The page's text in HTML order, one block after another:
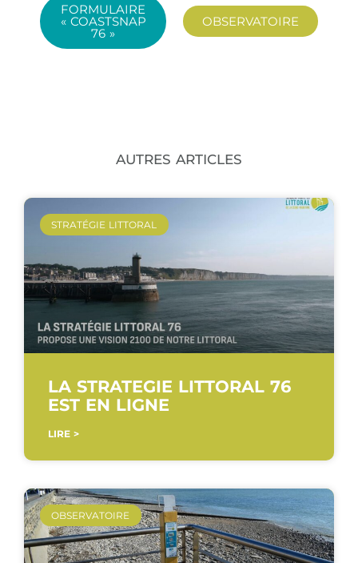
FORMULAIRE
« COASTSNAP
76 »
OBSERVATOIRE
AUTRES ARTICLES
STRATÉGIE LITTORAL
LA STRATEGIE LITTORAL 76
EST EN LIGNE
LIRE >
OBSERVATOIRE